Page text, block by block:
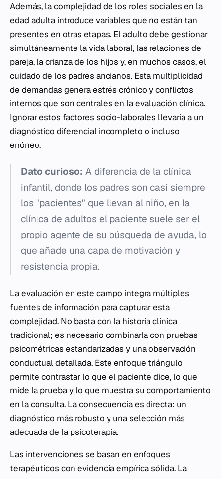
Además, la complejidad de los roles sociales en la
edad adulta introduce variables que no están tan
presentes en otras etapas. El adulto debe gestionar
simultáneamente la vida laboral, las relaciones de
pareja, la crianza de los hijos y, en muchos casos, el
cuidado de los padres ancianos. Esta multiplicidad
de demandas genera estrés crónico y conflictos
internos que son centrales en la evaluación clínica.
Ignorar estos factores socio-laborales llevaría a un
diagnóstico diferencial incompleto o incluso
erróneo.
Dato curioso: A diferencia de la clínica
infantil, donde los padres son casi siempre
los "pacientes" que llevan al niño, en la
clínica de adultos el paciente suele ser el
propio agente de su búsqueda de ayuda, lo
que añade una capa de motivación y
resistencia propia.
La evaluación en este campo integra múltiples
fuentes de información para capturar esta
complejidad. No basta con la historia clínica
tradicional; es necesario combinarla con pruebas
psicométricas estandarizadas y una observación
conductual detallada. Este enfoque triángulo
permite contrastar lo que el paciente dice, lo que
mide la prueba y lo que muestra su comportamiento
en la consulta. La consecuencia es directa: un
diagnóstico más robusto y una selección más
adecuada de la psicoterapia.
Las intervenciones se basan en enfoques
terapéuticos con evidencia empírica sólida. La